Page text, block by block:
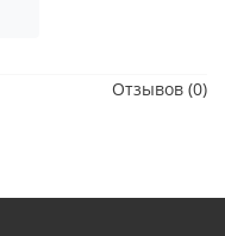
Отзывов (0)